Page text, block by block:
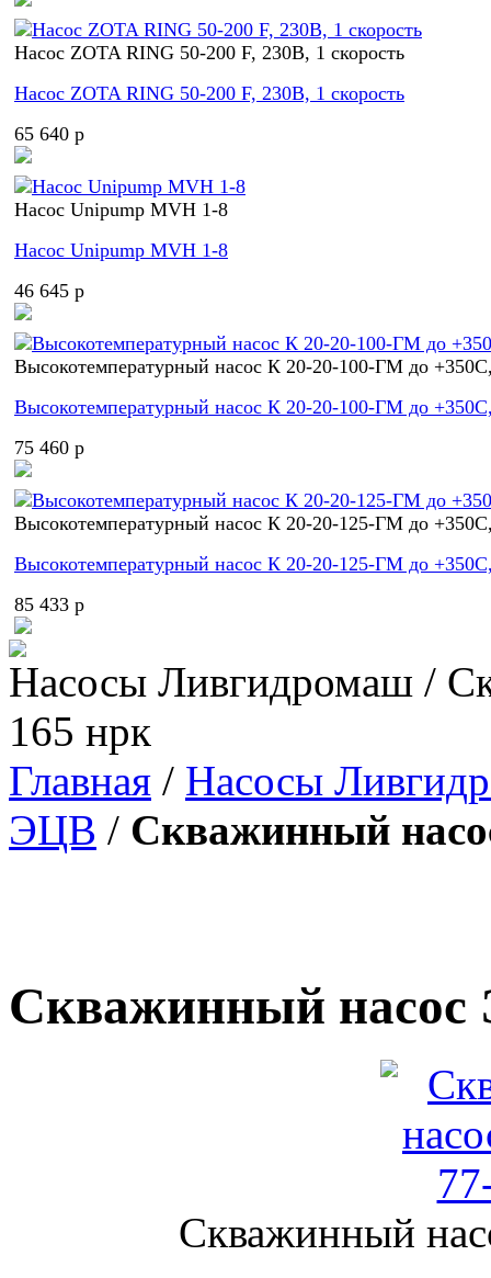
Насос ZOTA RING 50-200 F, 230В, 1 скорость
Насос ZOTA RING 50-200 F, 230В, 1 скорость
65 640 p
Насос Unipump MVH 1-8
Насос Unipump MVH 1-8
46 645 p
Высокотемпературный насос К 20-20-100-ГМ до
Высокотемпературный насос К 20-20-100-ГМ до
75 460 p
Высокотемпературный насос К 20-20-125-ГМ до
Высокотемпературный насос К 20-20-125-ГМ до
85 433 p
Насосы Ливгидромаш /
165 нрк
Главная / Насосы
ЭЦВ / Скважинный
Скважинный насос
Скважинный